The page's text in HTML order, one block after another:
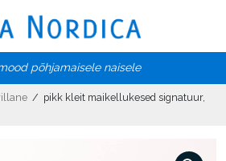
põhjamaisele naisele
/ pikk kleit maikellukesed signatuur,